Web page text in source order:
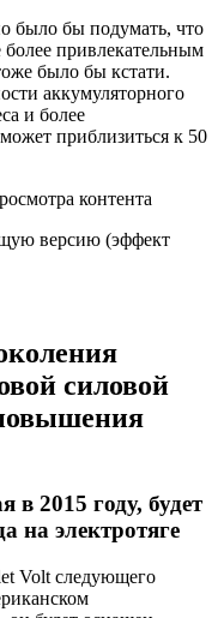
было бы подумать, что
привлекательным
было бы кстати.
аккумуляторного
и более
приблизиться к 50
контента
версию (эффект
силовой
2015 году, будет
на электротяге
Volt следующего